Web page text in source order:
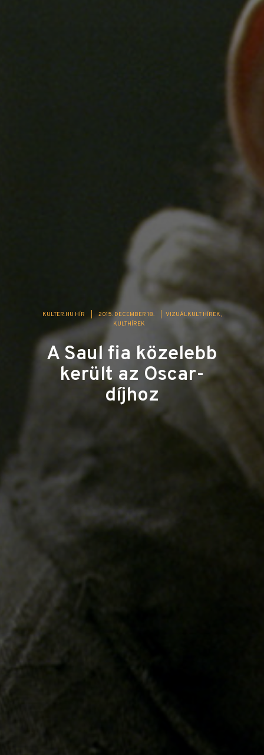
KULTER.HU HÍR 2015. DECEMBER 18.
VIZUÁLKULT HÍREK
KULTHÍREK
A Saul fia közelebb
került az Oscar-
díjhoz